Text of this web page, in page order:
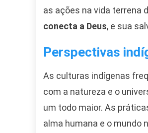
as ações na vida terrena
conecta a Deus, e sua
Perspectivas
As culturas indígenas
com a natureza e o
um todo maior. As
alma humana e o mundo